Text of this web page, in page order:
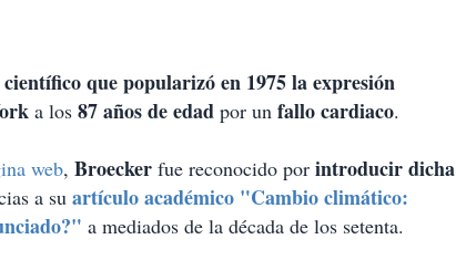
científico que popularizó en 1975 la expresión
a los 87 años de edad por un fallo cardiaco.
web, Broecker fue reconocido por introducir dicha
a su artículo académico "Cambio climático:
a mediados de la década de los setenta.